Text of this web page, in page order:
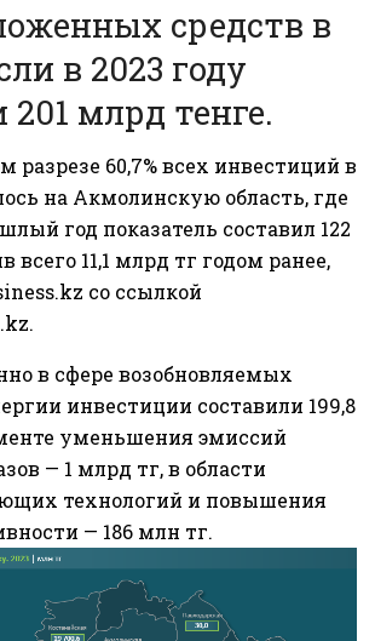
средств в
в 2023 году
201 млрд тенге.
разрезе 60,7% всех инвестиций в
на Акмолинскую область, где
год показатель составил 122
всего 11,1 млрд тг годом ранее,
со ссылкой
.
в сфере возобновляемых
инвестиции составили 199,8
уменьшения эмиссий
— 1 млрд тг, в области
технологий и повышения
— 186 млн тг.